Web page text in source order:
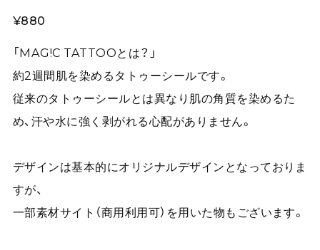
¥880
「MAG!C TATTOOとは？」
約2週間肌を染めるタトゥーシールです。
従来のタトゥーシールとは異なり肌の角質を染めるた
め、汗や水に強く剥がれる心配がありません。
デザインは基本的にオリジナルデザインとなっておりま
すが、
一部素材サイト（商用利用可）を用いた物もございます。